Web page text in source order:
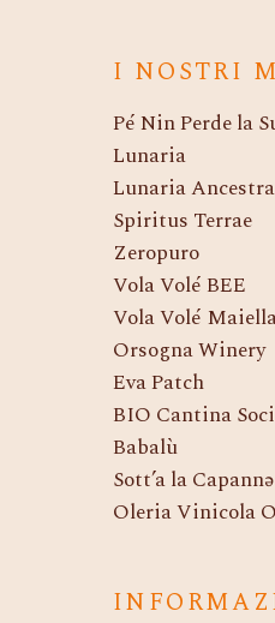
I NOSTRI
Pé Nin Perde la
Lunaria
Lunaria
Spiritus Terrae
Zeropuro
Vola Volé BEE
Vola Volé
Orsogna Winery
Eva Patch
BIO Cantina
Babalù
Sott’a la Capannə
Oleria Vinicola